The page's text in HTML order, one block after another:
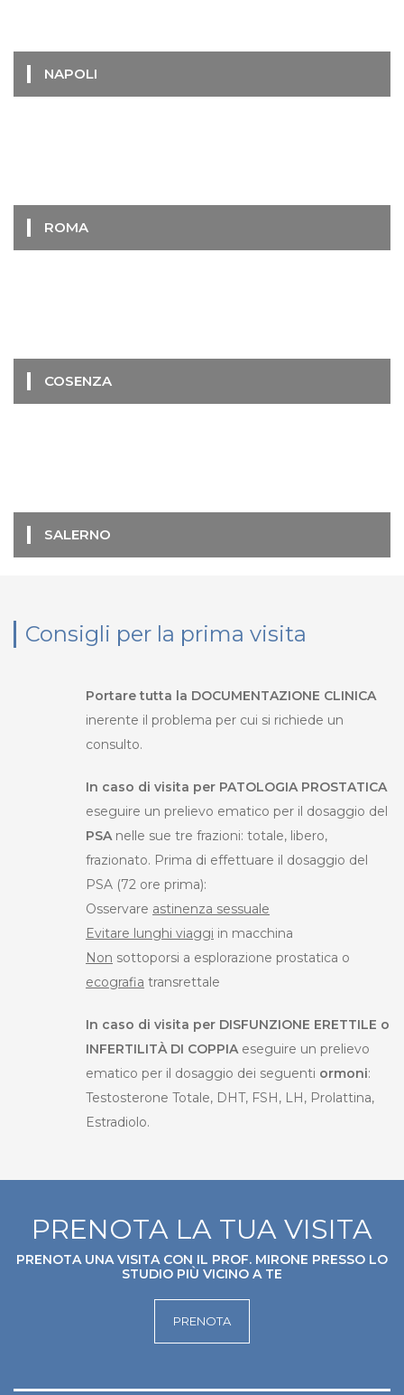
NAPOLI
ROMA
COSENZA
SALERNO
Consigli per la prima visita
Portare tutta la DOCUMENTAZIONE CLINICA
inerente il problema per cui si richiede un
consulto.
In caso di visita per PATOLOGIA PROSTATICA
eseguire un prelievo ematico per il dosaggio del
PSAnelle sue tre frazioni: totale, libero,
frazionato. Prima di effettuare il dosaggio del
PSA (72 ore prima):
Osservare astinenza sessuale
Evitare lunghi viaggi in macchina
Non sottoporsi a esplorazione prostatica o
ecografia transrettale
In caso di visita per DISFUNZIONE ERETTILE o
INFERTILITÀ DI COPPIAeseguire un prelievo
ematico per il dosaggio dei seguenti ormoni:
Testosterone Totale, DHT, FSH, LH, Prolattina,
Estradiolo.
PRENOTA LA TUA VISITA
PRENOTA UNA VISITA CON IL PROF. MIRONE PRESSO LO
STUDIO PIÙ VICINO A TE
PRENOTA